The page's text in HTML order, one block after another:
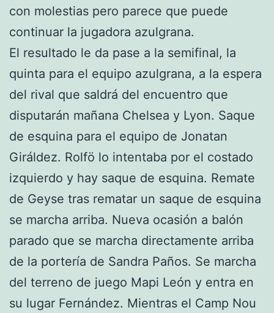
con molestias pero parece que puede
continuar la jugadora azulgrana.
El resultado le da pase a la semifinal, la
quinta para el equipo azulgrana, a la espera
del rival que saldrá del encuentro que
disputarán mañana Chelsea y Lyon. Saque
de esquina para el equipo de Jonatan
Giráldez. Rolfö lo intentaba por el costado
izquierdo y hay saque de esquina. Remate
de Geyse tras rematar un saque de esquina
se marcha arriba. Nueva ocasión a balón
parado que se marcha directamente arriba
de la portería de Sandra Paños. Se marcha
del terreno de juego Mapi León y entra en
su lugar Fernández. Mientras el Camp Nou